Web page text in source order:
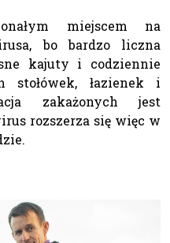
miejscem na
bo bardzo liczna
kajuty i codziennie
łazienek i
zakażonych jest
rozszerza się więc w